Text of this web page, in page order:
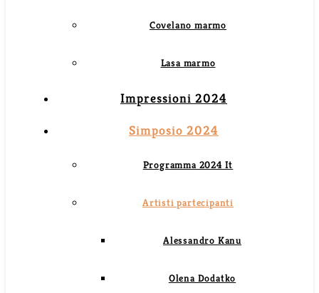
Covelano marmo
Lasa marmo
Impressioni 2024
Simposio 2024
Programma 2024 It
Artisti partecipanti
Alessandro Kanu
Olena Dodatko